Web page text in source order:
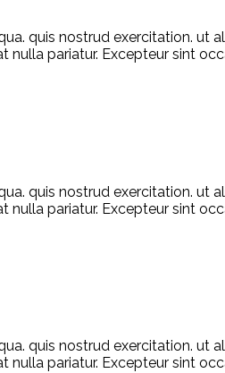
quis nostrud exercitation. ut
nulla pariatur. Excepteur sint
quis nostrud exercitation. ut
nulla pariatur. Excepteur sint
quis nostrud exercitation. ut
nulla pariatur. Excepteur sint